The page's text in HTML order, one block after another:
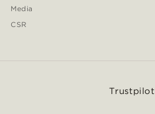
Media
CSR
Trustpilot